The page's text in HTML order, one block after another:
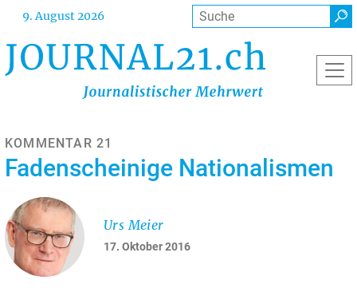
Direkt
Inhalt
9. August 2026 Suche
KOMMENTAR 21
Fadenscheinige Nationalismen
17. Oktober 2016
Urs Meier